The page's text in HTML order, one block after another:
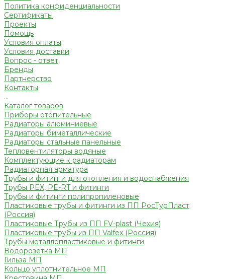
Политика конфиденциальности
Сертификаты
Проекты
Помощь
Условия оплаты
Условия доставки
Вопрос - ответ
Бренды
Партнерство
Контакты
...
Каталог товаров
Приборы отопительные
Радиаторы алюминиевые
Радиаторы биметаллические
Радиаторы стальные панельные
Тепловентиляторы водяные
Комплектующие к радиаторам
Радиаторная арматура
Трубы и фитинги для отопления и водоснабжения
Трубы PEX, PE-RT и фитинги
Трубы и фитинги полипропиленовые
Пластиковые трубы и фитинги из ПП РосТурПласт
(Россия)
Пластиковые Трубы из ПП FV-plast (Чехия)
Пластиковые трубы из ПП Valfex (Россия)
Трубы металлопластиковые и фитинги
Водорозетка МП
Гильза МП
Кольцо уплотнительное МП